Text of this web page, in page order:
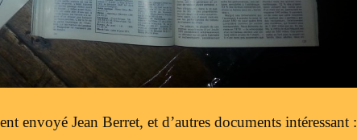
envoyé Jean Berret, et d’autres documents intéressant :